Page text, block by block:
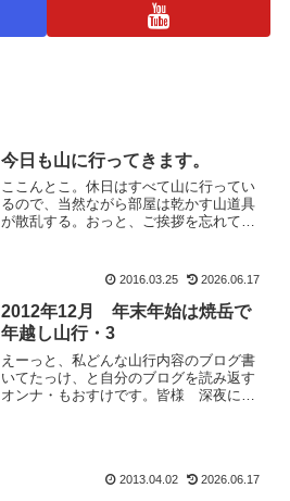
今日も山に行ってきます。
ここんとこ。休日はすべて山に行ってい
るので、当然ながら部屋は乾かす山道具
が散乱する。おっと、ご挨拶を忘れてい
雑事をこなそうかなと思っていたのです
2016.03.25 2026.06.17
2012年12月 年末年始は焼岳で
年越し山行・3
えーっと、私どんな山行内容のブログ書
いてたっけ、と自分のブログを読み返す
オンナ・もおすけです。皆様 深夜にこ
2013.04.02 2026.06.17